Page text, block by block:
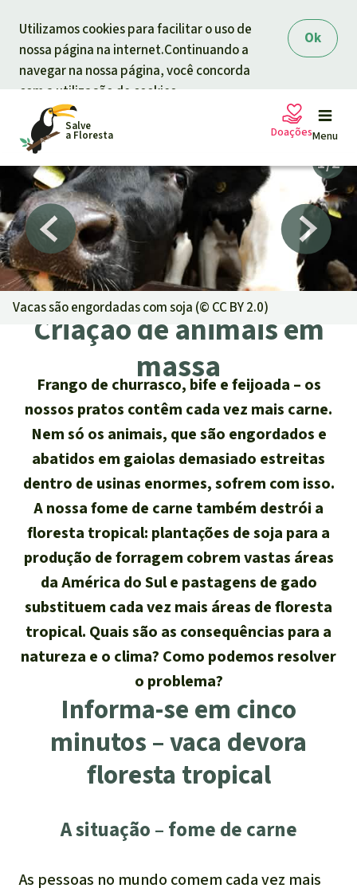
Ok
Utilizamos cookies para facilitar o uso de
nossa página na internet.Continuando a
navegar na nossa página, você concorda
com a utilização de cookies.
Salve
a Floresta Menu
Petições
Projetos
Informar
Informar
Atualidades
Êxitos
Temas
A Floresta Tropical
Biodiversidade:
Óleo de palma
Agroenergia e
Biocombustíveis
Ouro
Pecuária intensiva
Roubo de terras
Alumínio
Caça furtiva
Quem somos
Salve a Floresta
Quem somos
FAQ
Transparência
Contato
Pesquisa
Português
English
Español
Français
Indonesia
Doações
A sua doação ajuda
Doação geral
Doar para um tema
Proteção de florestas
Proteção dos animais
Doar para uma região
Sudeste asiático
África
América Latina
Vacas são engordadas com soja (© CC BY 2.0)
Criação de animais em
massa
Frango de churrasco, bife e feijoada – os
nossos pratos contêm cada vez mais carne.
Nem só os animais, que são engordados e
abatidos em gaiolas demasiado estreitas
dentro de usinas enormes, sofrem com isso.
A nossa fome de carne também destrói a
floresta tropical: plantações de soja para a
produção de forragem cobrem vastas áreas
da América do Sul e pastagens de gado
substituem cada vez mais áreas de floresta
tropical. Quais são as consequências para a
natureza e o clima? Como podemos resolver
o problema?
Informa-se em cinco
minutos – vaca devora
floresta tropical
A situação – fome de carne
As pessoas no mundo comem cada vez mais